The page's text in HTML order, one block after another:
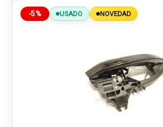
-5% USADO NOVEDAD